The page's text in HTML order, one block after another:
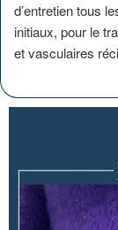
d’entretien tous
initiaux, pour le
et vasculaires